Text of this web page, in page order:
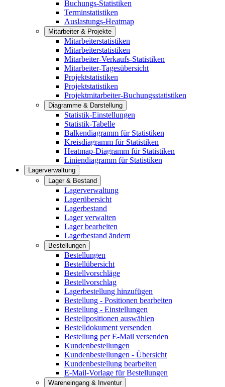
Buchungs-Statistiken
Terminstatistiken
Auslastungs-Heatmap
Mitarbeiter & Projekte
Mitarbeiterstatistiken
Mitarbeiterstatistiken
Mitarbeiter-Verkaufs-Statistiken
Mitarbeiter-Tagesübersicht
Projektstatistiken
Projektstatistiken
Projektmitarbeiter-Buchungsstatistiken
Diagramme & Darstellung
Statistik-Einstellungen
Statistik-Tabelle
Balkendiagramm für Statistiken
Kreisdiagramm für Statistiken
Heatmap-Diagramm für Statistiken
Liniendiagramm für Statistiken
Lagerverwaltung
Lager & Bestand
Lagerverwaltung
Lagerübersicht
Lagerbestand
Lager verwalten
Lager bearbeiten
Lagerbestand ändern
Bestellungen
Bestellungen
Bestellübersicht
Bestellvorschläge
Bestellvorschlag
Lagerbestellung hinzufügen
Bestellung - Positionen bearbeiten
Bestellung - Einstellungen
Bestellpositionen auswählen
Bestelldokument versenden
Bestellung per E-Mail versenden
Kundenbestellungen
Kundenbestellungen - Übersicht
Kundenbestellung bearbeiten
E-Mail-Vorlage für Bestellungen
Wareneingang & Inventur